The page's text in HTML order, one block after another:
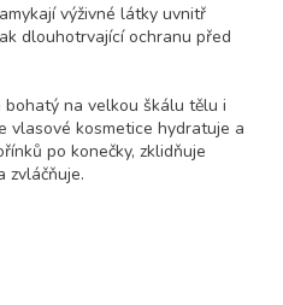
výživné látky uvnitř
dlouhotrvající ochranu před
bohatý na velkou škálu tělu i
vlasové kosmetice hydratuje a
po konečky, zklidňuje
zvláčňuje.